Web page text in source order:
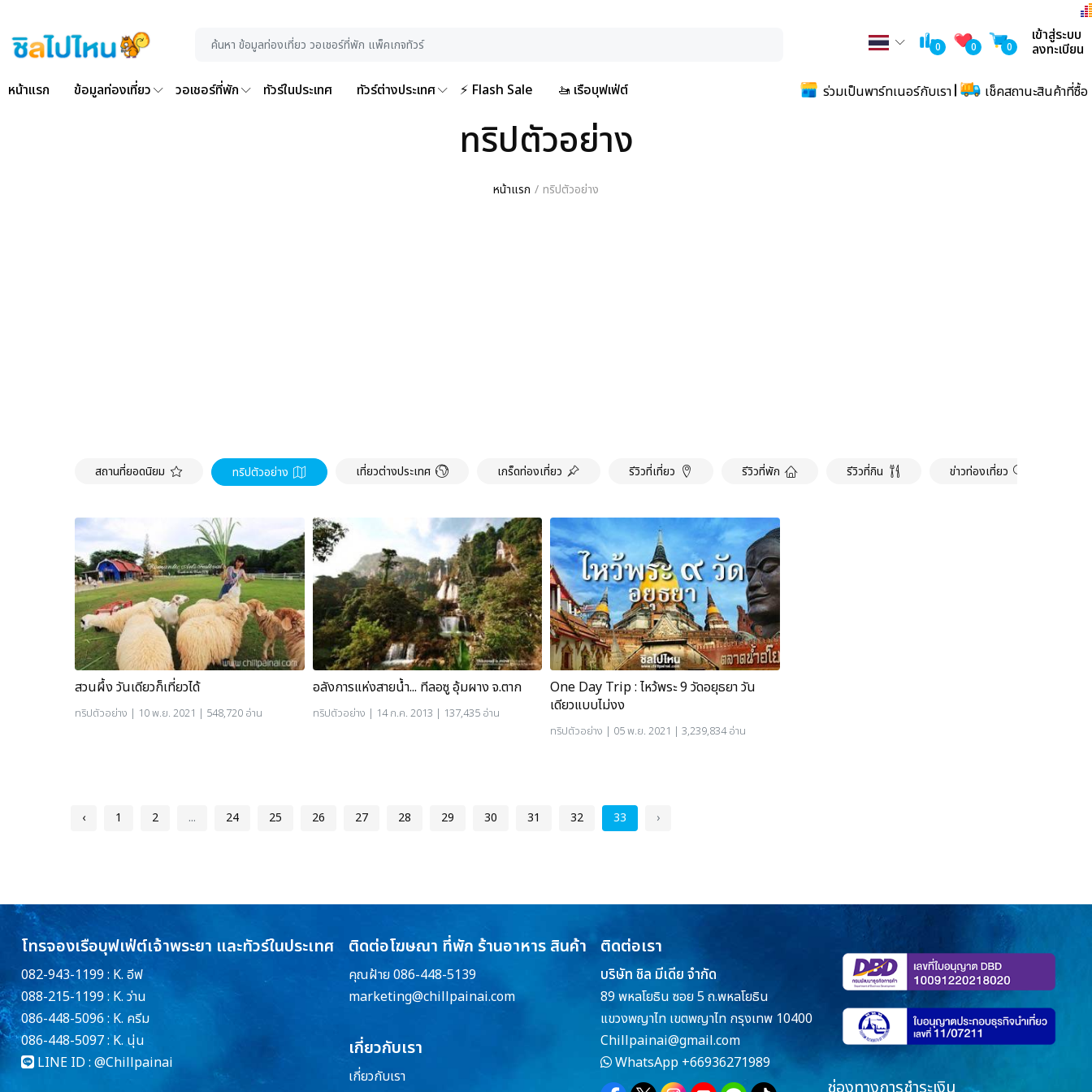
0 0 0
เข้าสู่ระบบ
ลงทะเบียน
หน้าแรก ข้อมูลท่องเที่ยว วอเชอร์ที่พัก ทัวร์ในประเทศ ทัวร์ต่างประเทศ ⚡ Flash Sale 🚤 เรือบุฟเฟ่ต์ ร่วมเป็นพาร์ทเนอร์กับเรา เช็คสถานะสินค้าที่ซื้อ
ทริปตัวอย่าง
หน้าแรก ทริปตัวอย่าง
สถานที่ยอดนิยม ทริปตัวอย่าง เที่ยวต่างประเทศ เกร็ดท่องเที่ยว รีวิวที่เที่ยว รีวิวที่พัก รีวิวที่กิน ข่าวท่องเที่ยว
สวนผึ้ง วันเดียวก็เที่ยวได้
ทริปตัวอย่าง | 10 พ.ย. 2021 | 548,720 อ่าน
อลังการแห่งสายน้ำ... ทีลอซู อุ้มผาง จ.ตาก
ทริปตัวอย่าง | 14 ก.ค. 2013 | 137,435 อ่าน
One Day Trip : ไหว้พระ 9 วัดอยุธยา วัน
เดียวแบบไม่งง
ทริปตัวอย่าง | 05 พ.ย. 2021 | 3,239,834 อ่าน
‹ 1 2 ... 24 25 26 27 28 29 30 31 32 33 ›
โทรจองเรือบุฟเฟ่ต์เจ้าพระยา และทัวร์ในประเทศ
082-943-1199 : K. อีฟ
088-215-1199 : K. ว่าน
086-448-5096 : K. ครีม
086-448-5097 : K. นุ่น
LINE ID : @Chillpainai
ติดต่อโฆษณา ที่พัก ร้านอาหาร สินค้า
คุณฝ้าย 086-448-5139
marketing@chillpainai.com
เกี่ยวกับเรา
เกี่ยวกับเรา
ติดต่อเรา
บริษัท ชิล มีเดีย จำกัด
89 พหลโยธิน ซอย 5 ถ.พหลโยธิน
แขวงพญาไท เขตพญาไท กรุงเทพ 10400
Chillpainai@gmail.com
WhatsApp +66936271989